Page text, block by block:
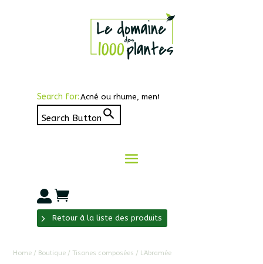
Search for:
Search Button
 
Retour à la liste des produits
Home / Boutique /Tisanes composées / L’Abramée